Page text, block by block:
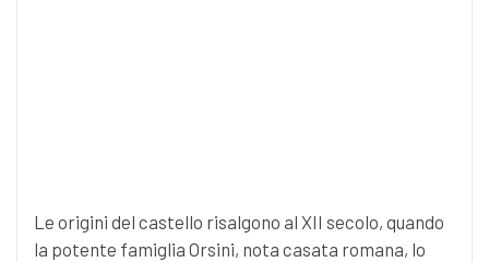
Le origini del castello risalgono al XII secolo, quando
la potente famiglia Orsini, nota casata romana, lo